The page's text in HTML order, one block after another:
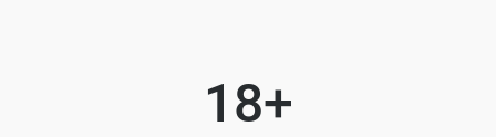
18+